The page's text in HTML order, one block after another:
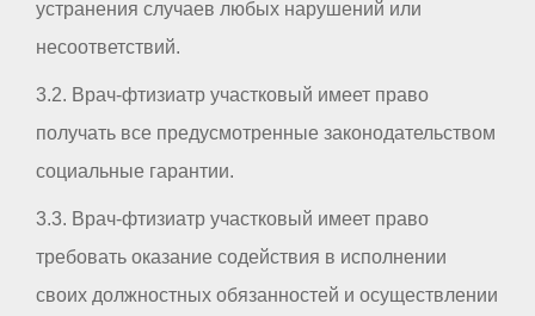
устранения случаев любых нарушений или
несоответствий.
3.2. Врач-фтизиатр участковый имеет право
получать все предусмотренные законодательством
социальные гарантии.
3.3. Врач-фтизиатр участковый имеет право
требовать оказание содействия в исполнении
своих должностных обязанностей и осуществлении